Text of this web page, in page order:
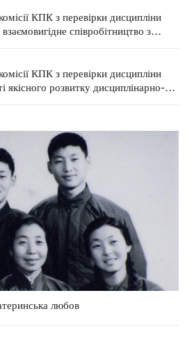
КПК з перевірки дисципліни
співробітництво з
КПК з перевірки дисципліни
якісного розвитку дисциплінарно-
любов